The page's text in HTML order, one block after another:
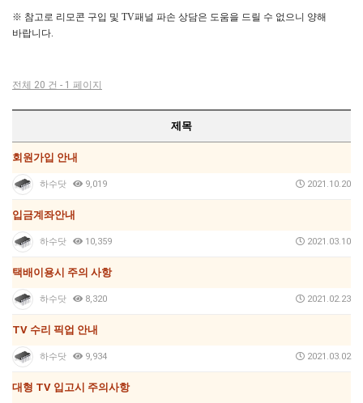
※ 참고로 리모콘 구입 및 TV패널 파손 상담은 도움을 드릴 수 없으니 양해
바랍니다.
전체 20 건 - 1 페이지
제목
회원가입 안내
하수닷 9,019 2021.10.20
입금계좌안내
하수닷 10,359 2021.03.10
택배이용시 주의 사항
하수닷 8,320 2021.02.23
TV 수리 픽업 안내
하수닷 9,934 2021.03.02
대형 TV 입고시 주의사항